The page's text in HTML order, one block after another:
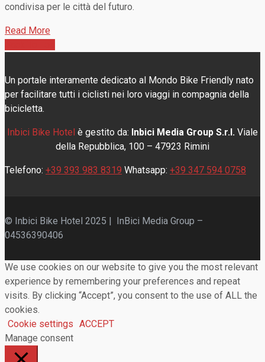
condivisa per le città del futuro.
Read More
Un portale interamente dedicato al Mondo Bike Friendly nato
per facilitare tutti i ciclisti nei loro viaggi in compagnia della
bicicletta.
Inbici Bike Hotel è gestito da: Inbici Media Group S.r.l. Viale
della Repubblica, 100 – 47923 Rimini
Telefono: +39 393 983 8319 Whatsapp: +39 347 594 0758
© Inbici Bike Hotel 2025 | InBici Media Group –
04536390406
We use cookies on our website to give you the most relevant
experience by remembering your preferences and repeat
visits. By clicking “Accept”, you consent to the use of ALL the
cookies.
Cookie settings ACCEPT
Manage consent